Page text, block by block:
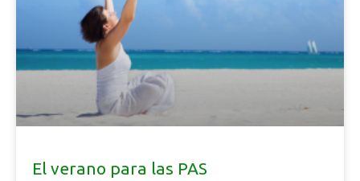
El verano para las PAS